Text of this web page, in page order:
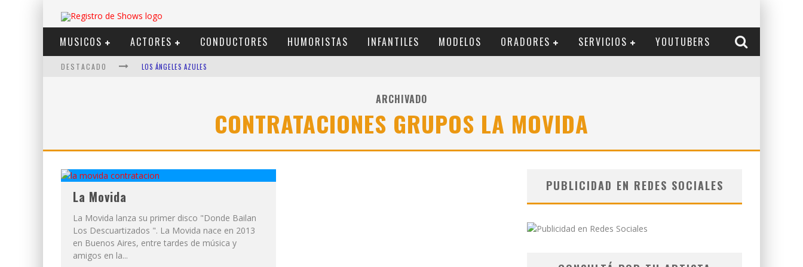
MUSICOS ACTORES CONDUCTORES HUMORISTAS INFANTILES MODELOS ORADORES SERVICIOS YOUTUBERS
DESTACADO LOS ÁNGELES AZULES
DUKI
VI EM
ARCHIVADO
CONTRATACIONES GRUPOS LA MOVIDA
La Movida
La Movida lanza su primer disco "Donde Bailan
Los Descuartizados ". La Movida nace en 2013
en Buenos Aires, entre tardes de música y
amigos en la...
PUBLICIDAD EN REDES SOCIALES